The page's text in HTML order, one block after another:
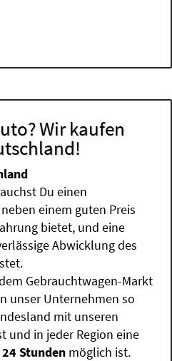
Wir kaufen
Du einen
einem guten Preis
bietet, und eine
Abwicklung des
Gebrauchtwagen-Markt
unser Unternehmen so
mit unseren
und in jeder Region eine
Stunden möglich ist.